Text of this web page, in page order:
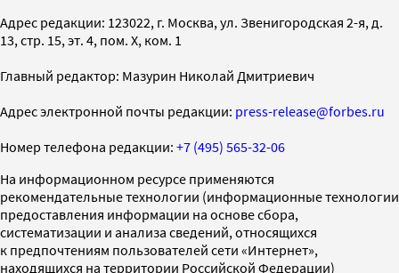
Адрес редакции: 123022, г. Москва, ул. Звенигородская 2-я, д.
13, стр. 15, эт. 4, пом. X, ком. 1
Главный редактор: Мазурин Николай Дмитриевич
Адрес электронной почты редакции: press-release@forbes.ru
Номер телефона редакции: +7 (495) 565-32-06
На информационном ресурсе применяются
рекомендательные технологии (информационные технологии
предоставления информации на основе сбора,
систематизации и анализа сведений, относящихся
к предпочтениям пользователей сети «Интернет»,
находящихся на территории Российской Федерации)